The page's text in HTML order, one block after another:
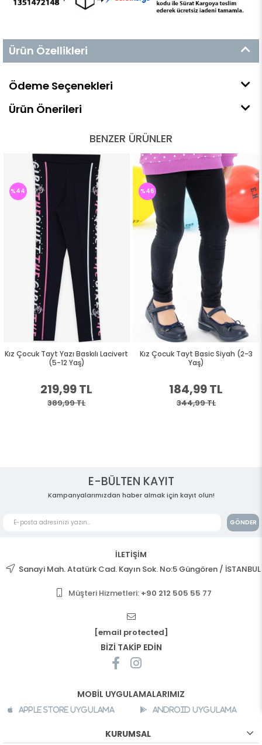
Ürün Özellikleri
Ödeme Seçenekleri
Ürün Önerileri
BENZER ÜRÜNLER
Kız Çocuk Tayt Yazı Baskılı Lacivert
(5-12 Yaş)
219,99 TL
389,99 TL
%44
Kız Çocuk Tayt Basic Siyah (2-3
Yaş)
184,99 TL
344,99 TL
%46
E-BÜLTEN KAYIT
Kampanyalarımızdan haber almak için kayıt olun!
GÖNDER
İLETİŞİM
Sanayi Mah. Atatürk Cad. Kayın Sok. No:5 Güngören / İSTANBUL
Müşteri Hizmetleri: +90 212 505 55 77
[email protected]
BİZİ TAKİP EDİN
MOBİL UYGULAMALARIMIZ
Apple Store Uygulama Android Uygulama
KURUMSAL